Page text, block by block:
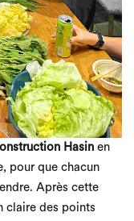
Hasin en
pour que chacun
Après cette
claire des points